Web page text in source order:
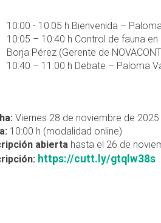
10:00 - 10:05 h Bienvenida –
10:05 – 10:40 h Control de fauna
Borja Pérez (Gerente de
10:40 – 11:00 h Debate – Paloma
Viernes 28 de noviembre de 2025
10:00 h (modalidad online)
abierta hasta el 26 de
https://cutt.ly/gtqlw38s